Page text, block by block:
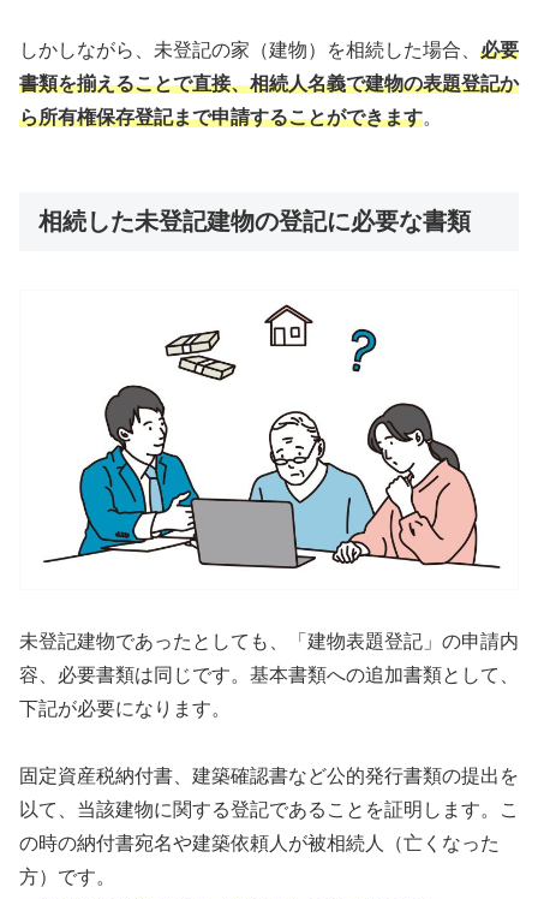
しかしながら、未登記の家（建物）を相続した場合、 必要
書類を揃えることで直接、相続人名義で建物の表題登記か
ら所有権保存登記まで申請することができます。
相続した未登記建物の登記に必要な書類
未登記建物であったとしても、「建物表題登記」の申請内
容、必要書類は同じです。基本書類への追加書類として、
下記が必要になります。
固定資産税納付書、建築確認書など公的発行書類の提出を
以て、当該建物に関する登記であることを証明します。こ
の時の納付書宛名や建築依頼人が被相続人（亡くなった
方）です。